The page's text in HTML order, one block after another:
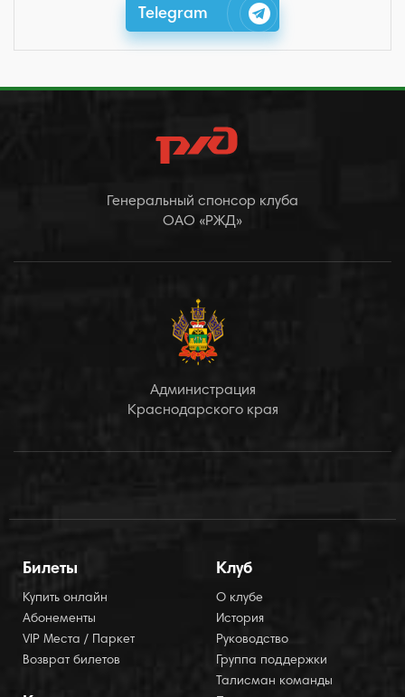
Telegram
Генеральный спонсор клуба
ОАО «РЖД»
Администрация
Краснодарского края
Билеты
Купить онлайн
Абонементы
VIP Места / Паркет
Возврат билетов
Клуб
О клубе
История
Руководство
Группа поддержки
Талисман команды